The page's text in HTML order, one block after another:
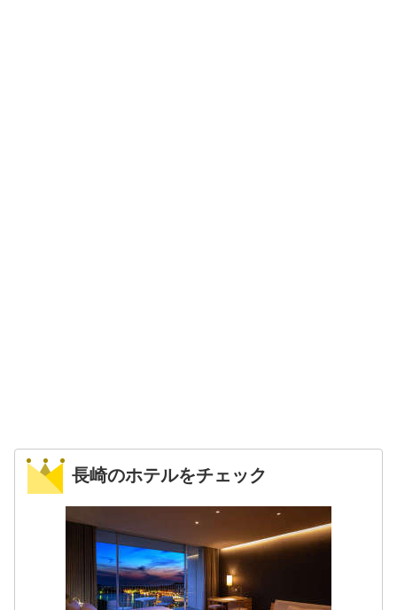
長崎のホテルをチェック